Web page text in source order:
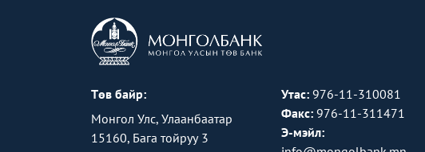
Төв байр:
Монгол Улс, Улаанбаатар
15160, Бага тойруу 3
Утас:976-11-310081
Факс:976-11-311471
Э-мэйл: